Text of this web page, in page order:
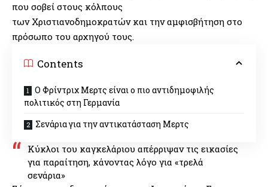
που σοβεί στους κόλπους
των Χριστιανοδημοκρατών και την αμφισβήτηση στο
πρόσωπο του αρχηγού τους.
Contents
Ο Φρίντριχ Μερτς είναι ο πιο αντιδημοφιλής
πολιτικός στη Γερμανία
Σενάρια για την αντικατάσταση Μερτς
Κύκλοι του καγκελάριου απέρριψαν τις εικασίες
για παραίτηση, κάνοντας λόγο για «τρελά
σενάρια»